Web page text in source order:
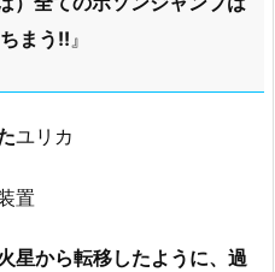
まう!!』
ユリカ
置
星から転移したように、過